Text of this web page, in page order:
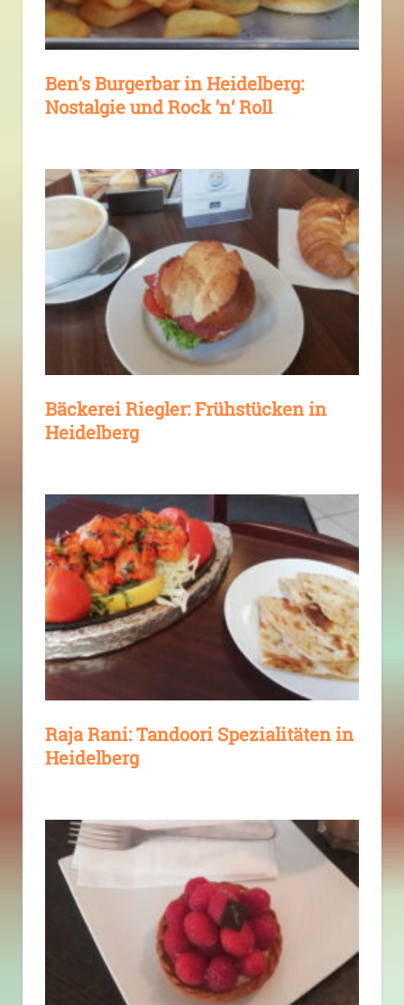
Ben’s Burgerbar in Heidelberg:
Nostalgie und Rock ’n‘ Roll
Bäckerei Riegler: Frühstücken in
Heidelberg
Raja Rani: Tandoori Spezialitäten in
Heidelberg